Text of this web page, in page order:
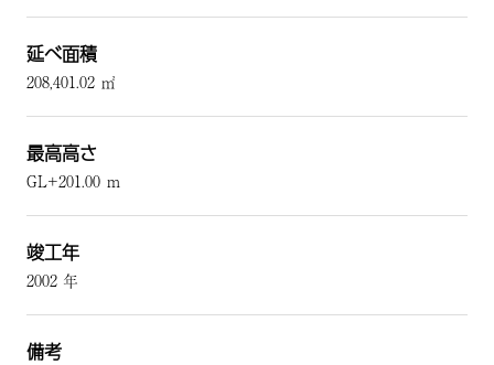
延べ面積
208,401.02 ㎡
最高高さ
GL+201.00 ｍ
竣工年
2002 年
備考